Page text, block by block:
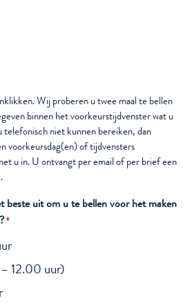
Wij proberen u twee maal te bellen
binnen het voorkeurstijdvenster wat u
voorkeursdag(en) of tijdvensters
u in. U ontvangt per email of per brief een
beste uit om u te bellen voor het maken
*
12.00 uur)